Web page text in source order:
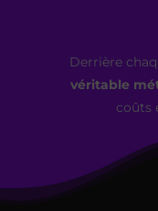
Derrière
véritable
coûts